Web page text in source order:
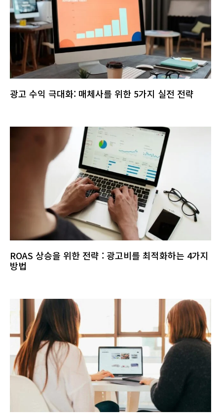
광고 수익 극대화: 매체사를 위한 5가지 실전 전략
ROAS 상승을 위한 전략 : 광고비를 최적화하는 4가지
방법